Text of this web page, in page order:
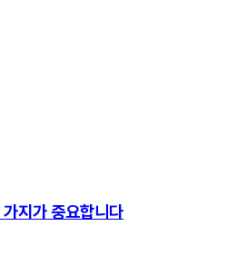
지가 중요합니다